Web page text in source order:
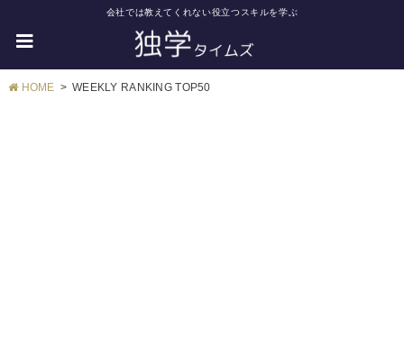
会社では教えてくれない役立つスキルを学ぶ
HOME WEEKLY RANKING TOP50